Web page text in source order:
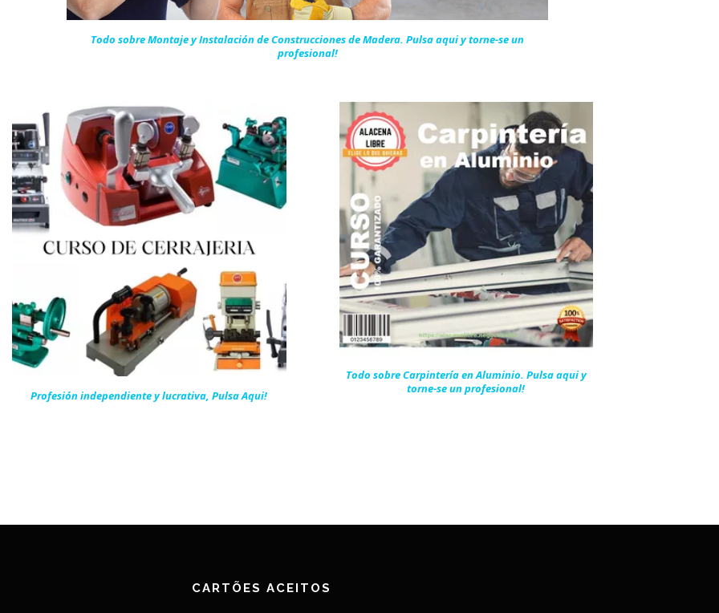
Todo sobre Montaje y Instalación de Construcciones de Madera. Pulsa aqui y torne-se un
profesional!
Profesión independiente y lucrativa, Pulsa Aqui!
Todo sobre Carpintería en Aluminio. Pulsa aqui y
torne-se un profesional!
CARTÕES ACEITOS